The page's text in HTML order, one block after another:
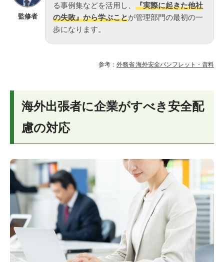
監修者
る事例集などを活用し、 『実際に起きた他社
の失敗』から学ぶことが管理部門の最初の一
歩になります。
参考： 外務省 海外安全パンフレット・資料
海外出張者に企業がすべき安全配
慮の対応